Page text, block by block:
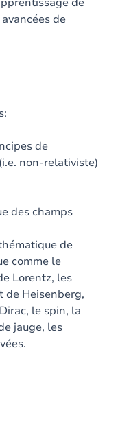
de
de
non-relativiste)
des champs
de
comme le
Lorentz, les
de Heisenberg,
le spin, la
jauge, les